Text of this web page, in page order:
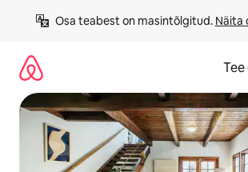
Osa teabest on masintõlgitud. Näita